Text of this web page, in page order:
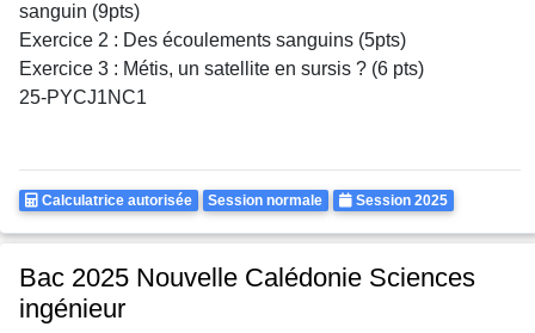
sanguin (9pts)
Exercice 2 : Des écoulements sanguins (5pts)
Exercice 3 : Métis, un satellite en sursis ? (6 pts)
25-PYCJ1NC1
Calculatrice
Calculatrice autorisée Rattrapages
Session normale Annee
Session 2025
Bac 2025 Nouvelle Calédonie Sciences
ingénieur